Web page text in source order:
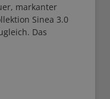
markanter
Sinea 3.0
Das